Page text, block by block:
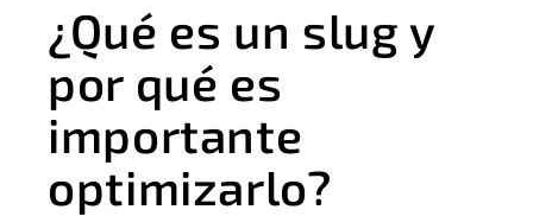
¿Qué es un slug y
por qué es
importante
optimizarlo?